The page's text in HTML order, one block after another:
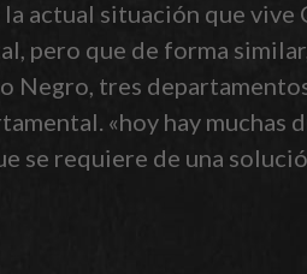
actual situación que vive
pero que de forma
Negro, tres
«hoy hay muchas
se requiere de una